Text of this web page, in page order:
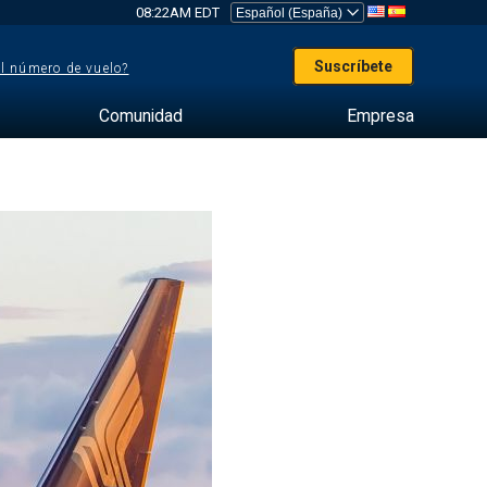
08:22AM EDT
número de vuelo? Suscríbete
Comunidad Empresa